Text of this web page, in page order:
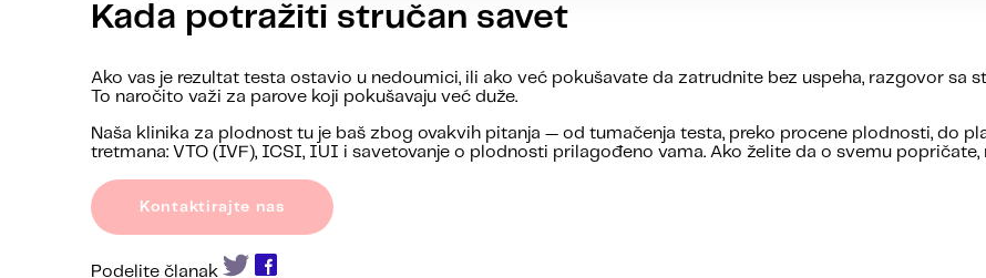
Kada potražiti stručan savet
Ako vas je rezultat testa ostavio u nedoumici, ili ako već pokušavate da zatrudnite bez uspeha, razgovor sa
To naročito važi za parove koji pokušavaju već duže.
Naša klinika za plodnost tu je baš zbog ovakvih pitanja — od tumačenja testa, preko procene plodnosti, do
tretmana: VTO (IVF), ICSI, IUI i savetovanje o plodnosti prilagođeno vama. Ako želite da o svemu popričate,
Kontaktirajte nas
Podelite članak